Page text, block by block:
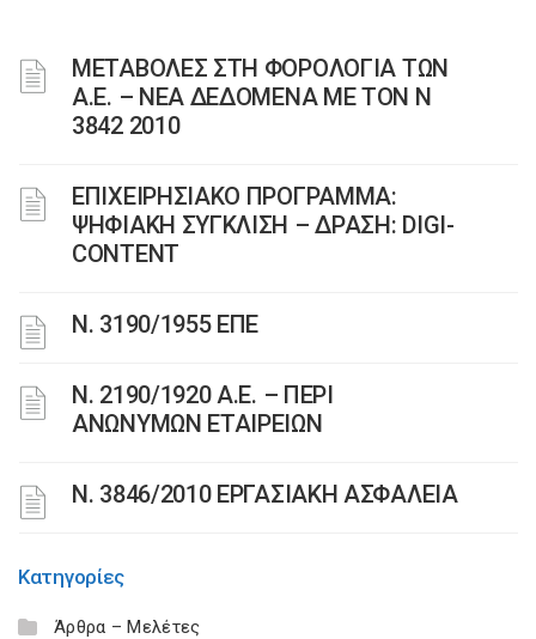
ΜΕΤΑΒΟΛΕΣ ΣΤΗ ΦΟΡΟΛΟΓΙΑ ΤΩΝ
Α.Ε. – ΝΕΑ ΔΕΔΟΜΕΝΑ ME TON N
3842 2010
ΕΠΙΧΕΙΡΗΣΙΑΚΟ ΠΡΟΓΡΑΜΜΑ:
ΨΗΦΙΑΚΗ ΣΥΓΚΛΙΣΗ – ΔΡΑΣΗ: DIGI-
CONTENT
Ν. 3190/1955 ΕΠΕ
Ν. 2190/1920 Α.Ε. – ΠΕΡΙ
ΑΝΩΝΥΜΩΝ ΕΤΑΙΡΕΙΩΝ
Ν. 3846/2010 ΕΡΓΑΣΙΑΚΗ ΑΣΦΑΛΕΙΑ
Κατηγορίες
Άρθρα – Μελέτες